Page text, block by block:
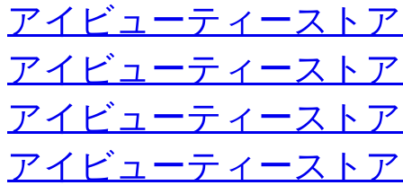
アイビューティースト
アイビューティースト
アイビューティースト
アイビューティースト